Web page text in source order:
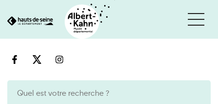
au
Cookies et traceurs utilisés sur ce site